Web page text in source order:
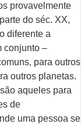
provavelmente
do séc. XX,
diferente a
conjunto –
para outros
outros planetas.
aqueles para
de
uma pessoa se